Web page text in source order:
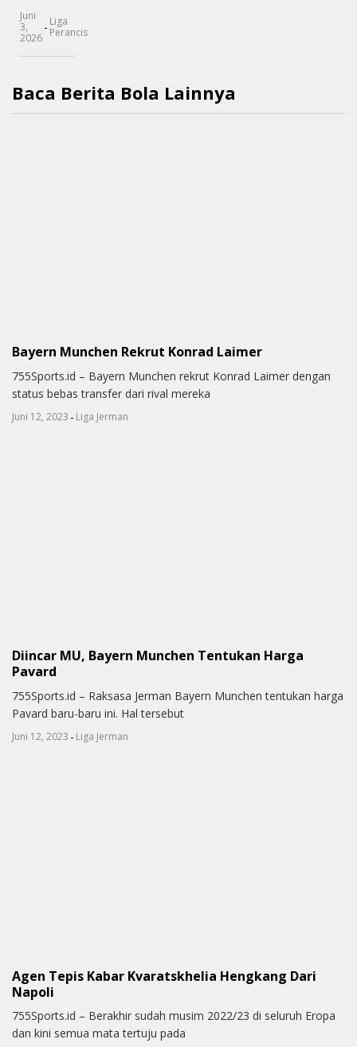
Juni
3,
2026
- Liga
Perancis
Baca Berita Bola Lainnya
Bayern Munchen Rekrut Konrad Laimer
755Sports.id – Bayern Munchen rekrut Konrad Laimer dengan
status bebas transfer dari rival mereka
Juni 12, 2023 - Liga Jerman
Diincar MU, Bayern Munchen Tentukan Harga
Pavard
755Sports.id – Raksasa Jerman Bayern Munchen tentukan harga
Pavard baru-baru ini. Hal tersebut
Juni 12, 2023 - Liga Jerman
Agen Tepis Kabar Kvaratskhelia Hengkang Dari
Napoli
755Sports.id – Berakhir sudah musim 2022/23 di seluruh Eropa
dan kini semua mata tertuju pada